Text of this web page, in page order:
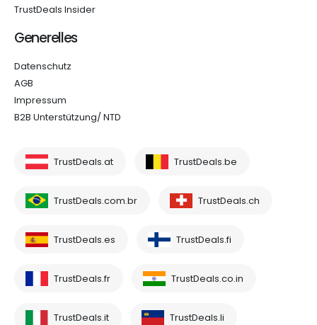
TrustDeals Insider
Generelles
Datenschutz
AGB
Impressum
B2B Unterstützung/ NTD
TrustDeals.at TrustDeals.be
TrustDeals.com.br TrustDeals.ch
TrustDeals.es TrustDeals.fi
TrustDeals.fr TrustDeals.co.in
TrustDeals.it TrustDeals.li